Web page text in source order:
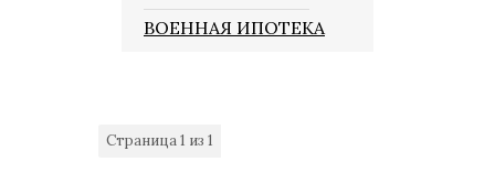
ВОЕННАЯ ИПОТЕКА
Страница1 из 1